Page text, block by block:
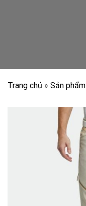
Trang chủ » Sản phẩm